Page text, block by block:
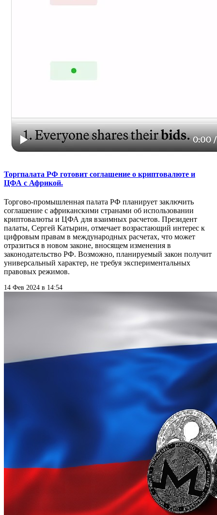
Торгпалата РФ готовит соглашение о криптовалюте и
ЦФА с Африкой.
Торгово-промышленная палата РФ планирует заключить
соглашение с африканскими странами об использовании
криптовалюты и ЦФА для взаимных расчетов. Президент
палаты, Сергей Катырин, отмечает возрастающий интерес к
цифровым правам в международных расчетах, что может
отразиться в новом законе, вносящем изменения в
законодательство РФ. Возможно, планируемый закон получит
универсальный характер, не требуя экспериментальных
правовых режимов.
14 Фев 2024 в 14:54